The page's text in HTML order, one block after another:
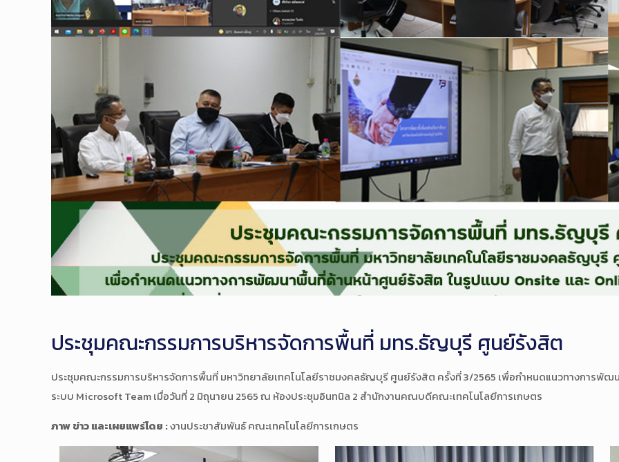
ประชุมคณะกรรมการบริหารจัดการพื้นที่ มทร.ธัญบุรี ศูนย์รังสิต
ประชุมคณะกรรมการบริหารจัดการพื้นที่ มหาวิทยาลัยเทคโนโลยีราชมงคลธัญบุรี ศูนย์รังสิต ครั้งที่ 3/2565 เพื่อกำหนดแนวทางการพั
ระบบ Microsoft Team เมื่อวันที่ 2 มิถุนายน 2565 ณ ห้องประชุมอินทนิล 2 สำนักงานคณบดีคณะเทคโนโลยีการเกษตร
ภาพ ข่าว และเผยแพร่โดย :งานประชาสัมพันธ์ คณะเทคโนโลยีการเกษตร